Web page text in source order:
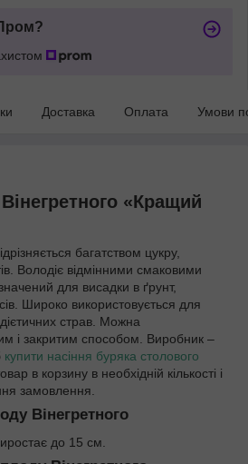
Доставка Оплата Умови
«Кращий
багатством цукру,
Володіє відмінними смаковими
для висадки в ґрунт,
Широко використовується для
страв. Можна
і закритим способом. Виробник –
купити насіння буряка столового
в корзину в необхідній кількості і
замовлення.
Вінегретного
до 15 см.